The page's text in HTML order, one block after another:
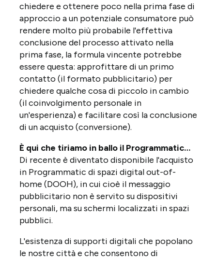
chiedere e ottenere poco nella prima fase di
approccio a un potenziale consumatore può
rendere molto più probabile l'effettiva
conclusione del processo attivato nella
prima fase, la formula vincente potrebbe
essere questa: approfittare di un primo
contatto (il formato pubblicitario) per
chiedere qualche cosa di piccolo in cambio
(il coinvolgimento personale in
un'esperienza) e facilitare così la conclusione
di un acquisto (conversione).
È qui che tiriamo in ballo il Programmatic…
Di recente è diventato disponibile l'acquisto
in Programmatic di spazi digital out-of-
home (DOOH), in cui cioè il messaggio
pubblicitario non è servito su dispositivi
personali, ma su schermi localizzati in spazi
pubblici.
L'esistenza di supporti digitali che popolano
le nostre città e che consentono di